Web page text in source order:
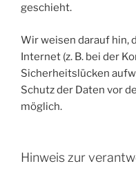
geschieht.
Wir weisen darauf hin,
Internet (z. B. bei der
Sicherheitslücken
Schutz der Daten vor
möglich.
Hinweis zur